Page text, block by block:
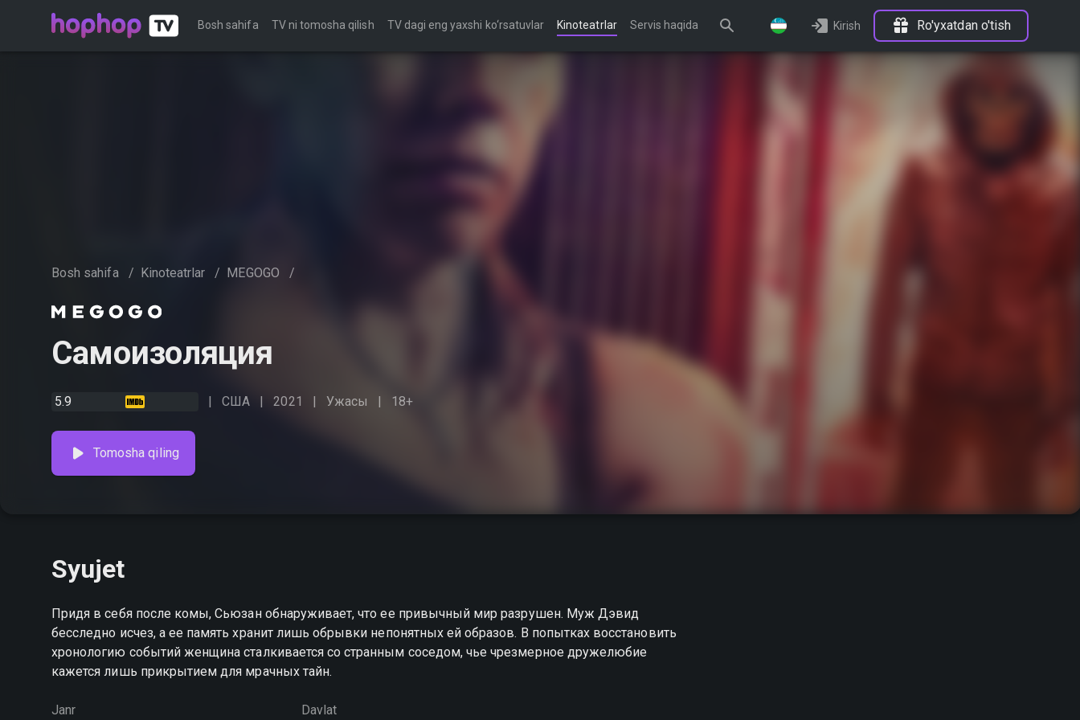
Bosh sahifa TV ni tomosha qilish TV dagi eng yaxshi ko‘rsatuvlar Kinoteatrlar Servis haqida Kirish Ro'yxatdan o'tish
Bosh sahifa / Kinoteatrlar / MEGOGO /
Самоизоляция
5.9 США 2021 Ужасы 18+
Tomosha qiling
Syujet
Придя в себя после комы, Сьюзан обнаруживает, что ее привычный мир разрушен. Муж Дэвид
бесследно исчез, а ее память хранит лишь обрывки непонятных ей образов. В попытках восстановить
хронологию событий женщина сталкивается со странным соседом, чье чрезмерное дружелюбие
кажется лишь прикрытием для мрачных тайн.
Janr Davlat